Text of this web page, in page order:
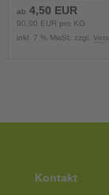
ab 4,50 EUR
90,00 EUR pro KG
inkl. 7 % MwSt. zzgl.
Kontakt